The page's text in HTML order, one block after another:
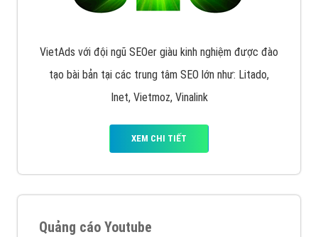
VietAds với đội ngũ SEOer giàu kinh nghiệm được đào
tạo bài bản tại các trung tâm SEO lớn như: Litado,
Inet, Vietmoz, Vinalink
XEM CHI TIẾT
Quảng cáo Youtube